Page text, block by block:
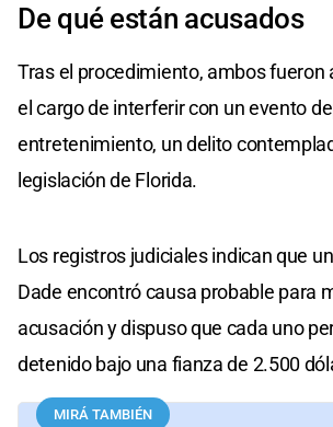
De qué están acusados
Tras el procedimiento, ambos fueron
el cargo de interferir con un evento
entretenimiento, un delito
legislación de Florida.
Los registros judiciales indican que
Dade encontró causa probable para
acusación y dispuso que cada uno
detenido bajo una fianza de 2.500
MIRÁ TAMBIÉN